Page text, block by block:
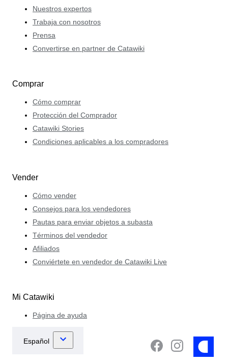
Nuestros expertos
Trabaja con nosotros
Prensa
Convertirse en partner de Catawiki
Comprar
Cómo comprar
Protección del Comprador
Catawiki Stories
Condiciones aplicables a los compradores
Vender
Cómo vender
Consejos para los vendedores
Pautas para enviar objetos a subasta
Términos del vendedor
Afiliados
Conviértete en vendedor de Catawiki Live
Mi Catawiki
Página de ayuda